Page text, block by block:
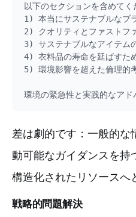
以下のセクションを含めてく
1) 本当にサステナブルなブ
2) クオリティとファストフ
3) サステナブルなアイテム
4) 衣料品の寿命を延ばすた
5) 環境影響を超えた倫理的
差は劇的です：一般的な
動可能なガイダンスを持
構造化されたリソースへ
戦略的問題解決